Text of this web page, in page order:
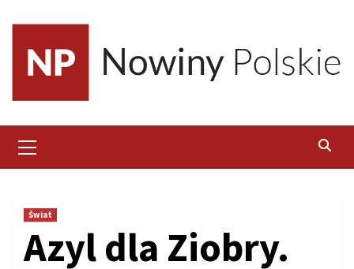
content
Menu
Świat
Azyl dla Ziobry.